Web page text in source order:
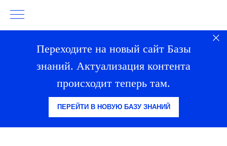
Переходите на новый сайт Базы
знаний. Актуализация контента
происходит теперь там.
ПЕРЕЙТИ В НОВУЮ БАЗУ ЗНАНИЙ